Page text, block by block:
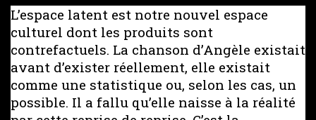
L’espace latent est notre nouvel espace
culturel dont les produits sont
contrefactuels. La chanson d’Angèle existait
avant d’exister réellement, elle existait
comme une statistique ou, selon les cas, un
possible. Il a fallu qu’elle naisse à la réalité